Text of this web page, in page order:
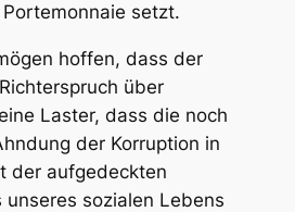
setzt.
hoffen, dass der
über
Laster, dass die noch
der Korruption in
der aufgedeckten
unseres sozialen Lebens